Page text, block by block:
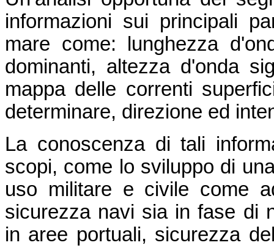
informazioni sui principali
mare come: lunghezza
dominanti, altezza d'onda
mappa delle correnti
determinare, direzione ed
La conoscenza di tali
scopi, come lo sviluppo di
uso militare e civile come
sicurezza navi sia in fase di
in aree portuali, sicurezza